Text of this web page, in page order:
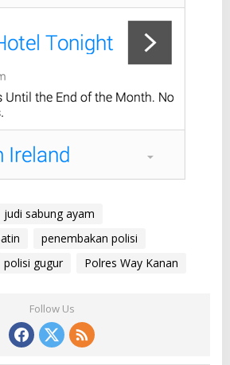
judi sabung ayam
penembakan polisi
polisi gugur Polres Way Kanan
Follow Us